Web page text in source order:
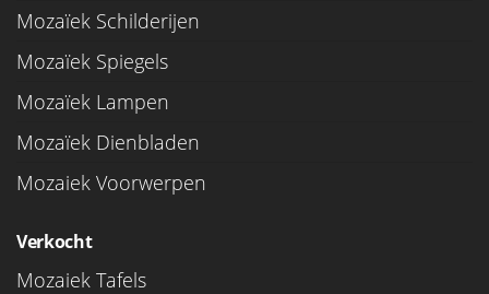
Mozaïek Schilderijen
Mozaïek Spiegels
Mozaïek Lampen
Mozaïek Dienbladen
Mozaiek Voorwerpen
Verkocht
Mozaiek Tafels